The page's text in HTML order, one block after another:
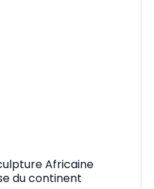
Africaine
du continent